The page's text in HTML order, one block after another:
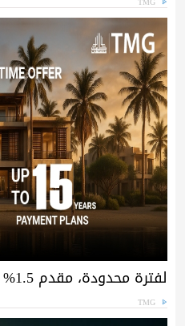
لفترة محدودة، مقدم 1.5% وتقسيط حتى 15 سنة
TMG